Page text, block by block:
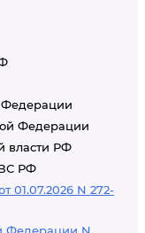
Федерации
Федерации
власти РФ
РФ
01.07.2026 N 272-